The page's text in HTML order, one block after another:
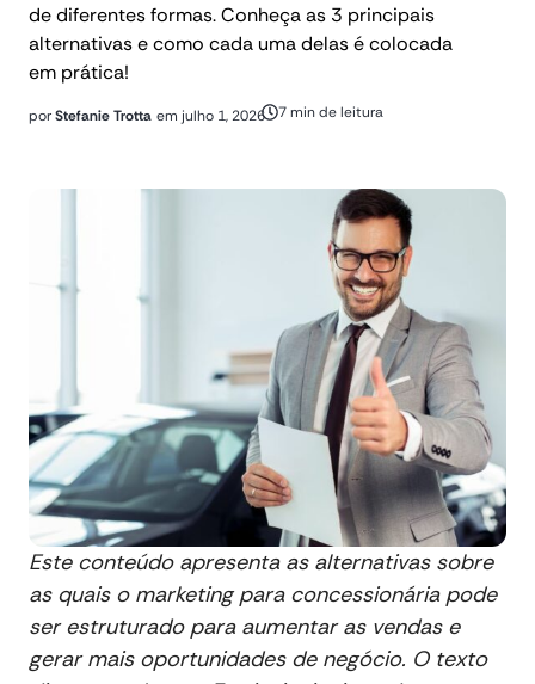
de diferentes formas. Conheça as 3 principais
alternativas e como cada uma delas é colocada
em prática!
porStefanie Trotta em julho 1, 2026 7 min de leitura
Este conteúdo apresenta as alternativas sobre
as quais o marketing para concessionária pode
ser estruturado para aumentar as vendas e
gerar mais oportunidades de negócio. O texto